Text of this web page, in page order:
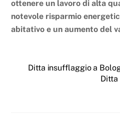
ottenere un lavoro di alta
notevole risparmio
abitativo e un aumento del
Ditta insufflaggio a
Ditta